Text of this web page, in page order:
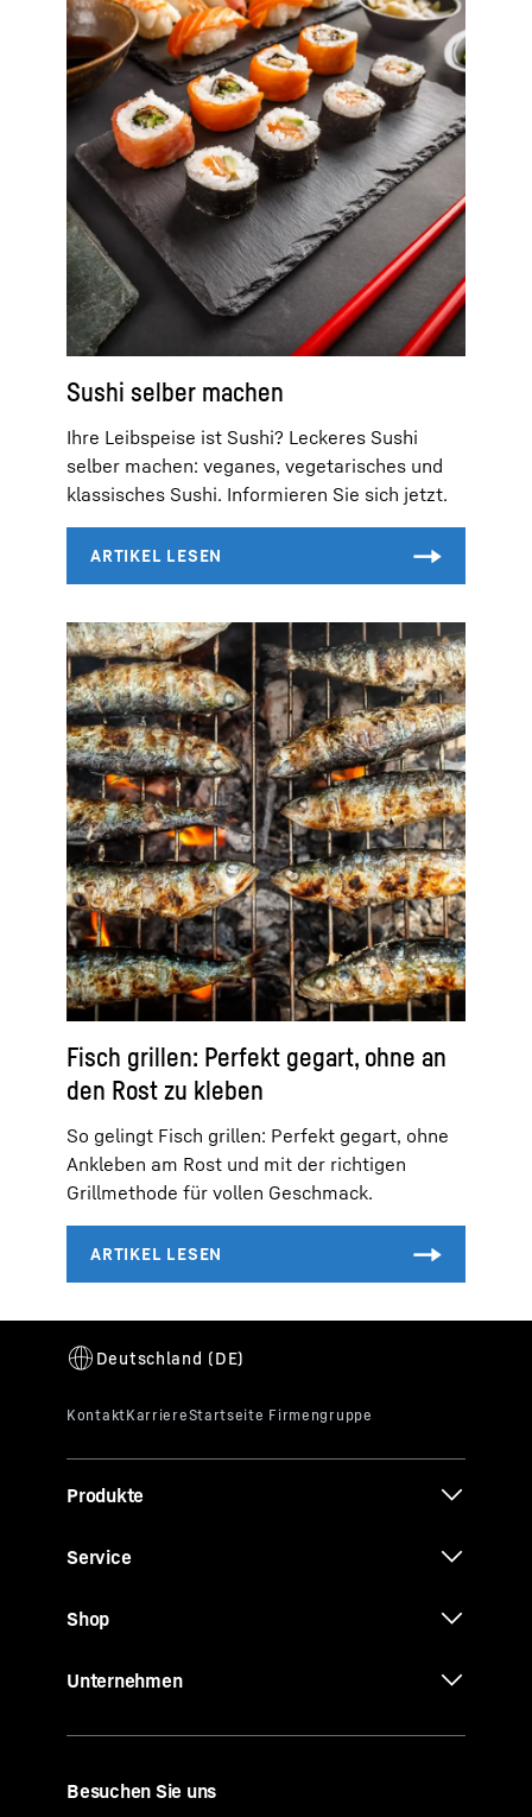
Sushi selber machen
Ihre Leibspeise ist Sushi? Leckeres Sushi
selber machen: veganes, vegetarisches und
klassisches Sushi. Informieren Sie sich jetzt.
Fisch grillen: Perfekt gegart, ohne an
den Rost zu kleben
So gelingt Fisch grillen: Perfekt gegart, ohne
Ankleben am Rost und mit der richtigen
Grillmethode für vollen Geschmack.
Produkte
Service
Shop
Unternehmen
Besuchen Sie uns